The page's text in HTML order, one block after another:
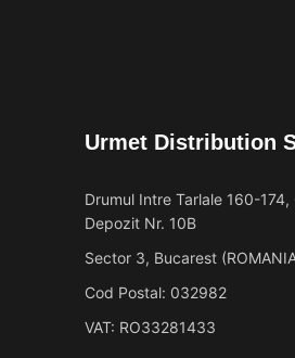
Urmet Distribution
Drumul Intre Tarlale 160-174,
Depozit Nr. 10B
Sector 3, Bucarest
Cod Postal: 032982
VAT: RO33281433